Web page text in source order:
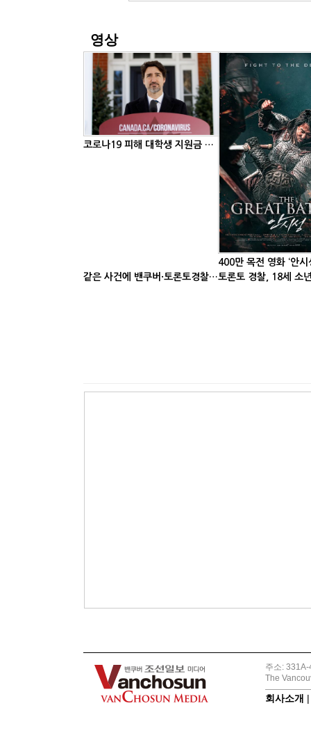
영상
코로나19 피해 대학생 지원금 확대한다
같은 사건에 밴쿠버·토론토경찰 다른 대응
주소:
The
회사소개